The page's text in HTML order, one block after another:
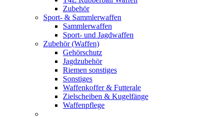
Zubehör
Sport- & Sammlerwaffen
Sammlerwaffen
Sport- und Jagdwaffen
Zubehör (Waffen)
Gehörschutz
Jagdzubehör
Riemen sonstiges
Sonstiges
Waffenkoffer & Futterale
Zielscheiben & Kugelfänge
Waffenpflege